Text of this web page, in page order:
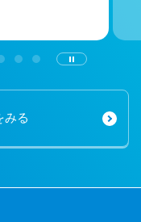
みる